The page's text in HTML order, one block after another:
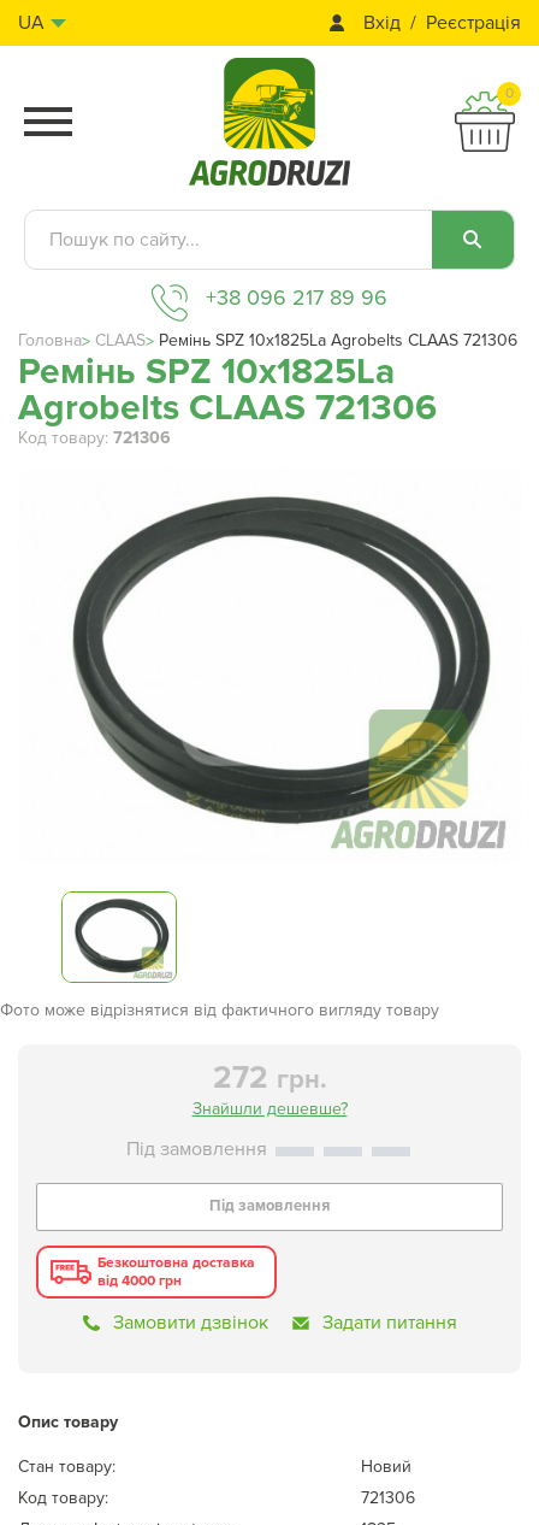
Вхід Реєстрація
UA
0
+38 096 217 89 96
Головна CLAAS Ремінь SPZ 10x1825La Agrobelts CLAAS 721306
Ремінь SPZ 10x1825La
Agrobelts CLAAS 721306
Код товару: 721306
Фото може відрізнятися від фактичного вигляду товару
272 грн.
Знайшли дешевше?
Під замовлення
Безкоштовна доставка
від 4000 грн
Замовити дзвінок Задати питання
Опис товару
Стан товару:
Новий
Код товару:
721306